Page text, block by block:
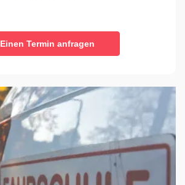
Einen Termin anfragen